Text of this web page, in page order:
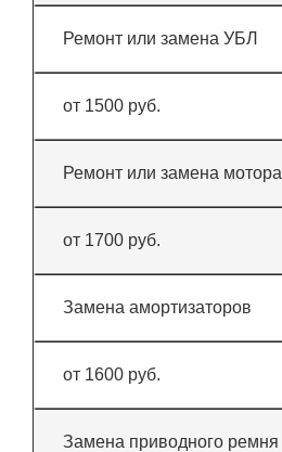
Ремонт или замена УБЛ
от 1500 руб.
Ремонт или замена мотора
от 1700 руб.
Замена амортизаторов
от 1600 руб.
Замена приводного ремня